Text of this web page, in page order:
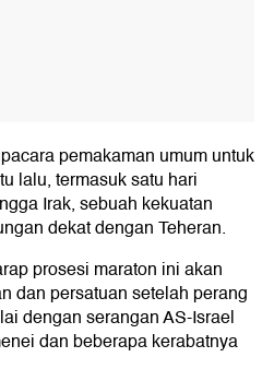
pemakaman umum untuk
lalu, termasuk satu hari
Irak, sebuah kekuatan
dekat dengan Teheran.
prosesi maraton ini akan
dan persatuan setelah perang
dengan serangan AS-Israel
dan beberapa kerabatnya